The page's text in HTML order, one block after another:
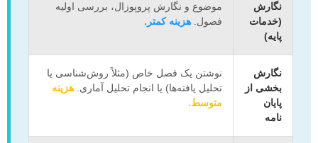
نگارش
(خدمات
پایه)
موضوع و نگارش پروپوزال، بررسی اولیه
فصول. هزینه کمتر.
نگارش
بخشی از
پایان
نامه
نوشتن یک فصل خاص (مثلاً روش‌شناسی یا
تحلیل یافته‌ها) یا انجام تحلیل آماری.هزینه
متوسط.